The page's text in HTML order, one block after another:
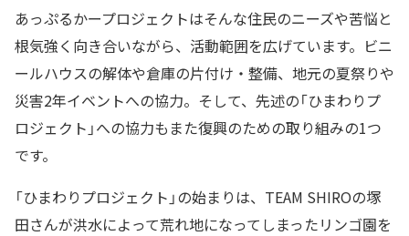
あっぷるかープロジェクトはそんな住民のニーズや苦悩と
根気強く向き合いながら、活動範囲を広げています。ビニ
ールハウスの解体や倉庫の片付け・整備、地元の夏祭りや
災害2年イベントへの協力。そして、先述の「ひまわりプ
ロジェクト」への協力もまた復興のための取り組みの1つ
です。
「ひまわりプロジェクト」の始まりは、TEAM SHIROの塚
田さんが洪水によって荒れ地になってしまったリンゴ園を